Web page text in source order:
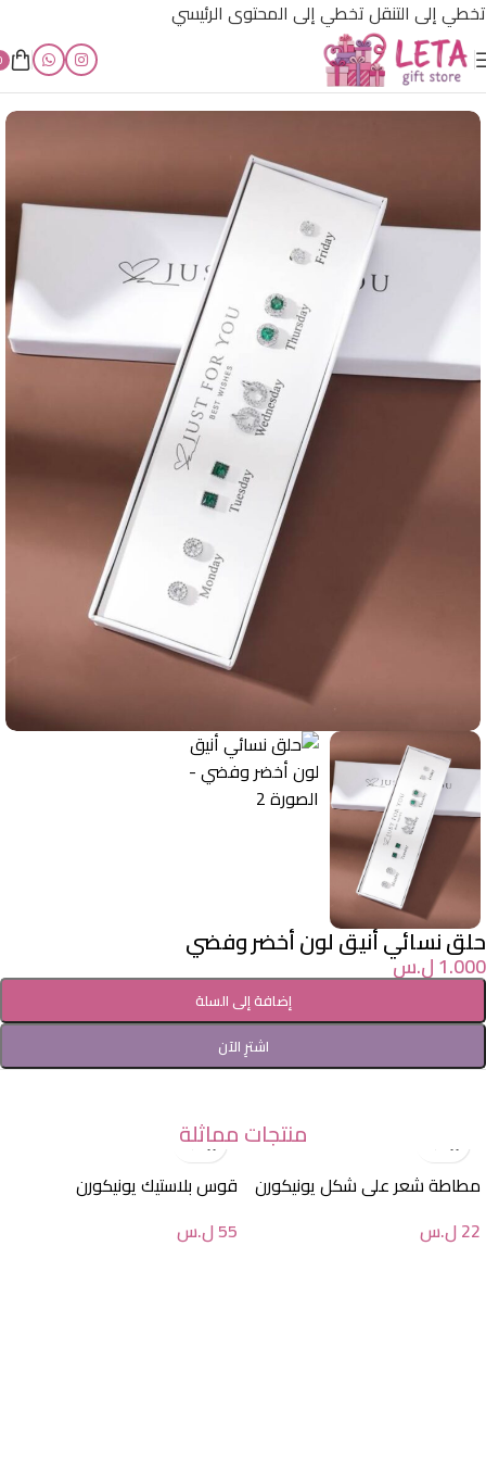
تخطي إلى التنقلتخطي إلى المحتوى الرئيسي
الرئيسية/إكسسوارات LETA
حلق نسائي أنيق لون أخضر وفضي
1.000ل.س
إضافة إلى السلة
اشترِ الآن
منتجات مماثلة
مطاطة شعر على شكل يونيكورن
22 ل.س
قوس بلاستيك يونيكورن
55ل.س